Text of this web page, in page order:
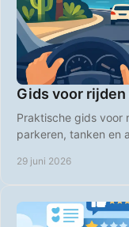
Gids voor rijden
Praktische gids voor
parkeren, tanken en
29 juni 2026